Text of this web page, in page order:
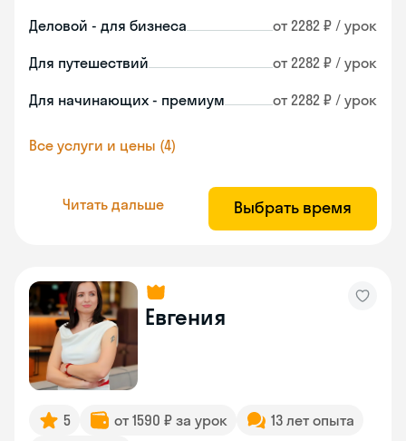
Деловой - для бизнеса от 2282 ₽ / урок
Для путешествий от 2282 ₽ / урок
Для начинающих - премиум от 2282 ₽ / урок
Все услуги и цены (4)
Читать дальше Выбрать время
Евгения
5 от 1590 ₽ за урок
13 лет опыта